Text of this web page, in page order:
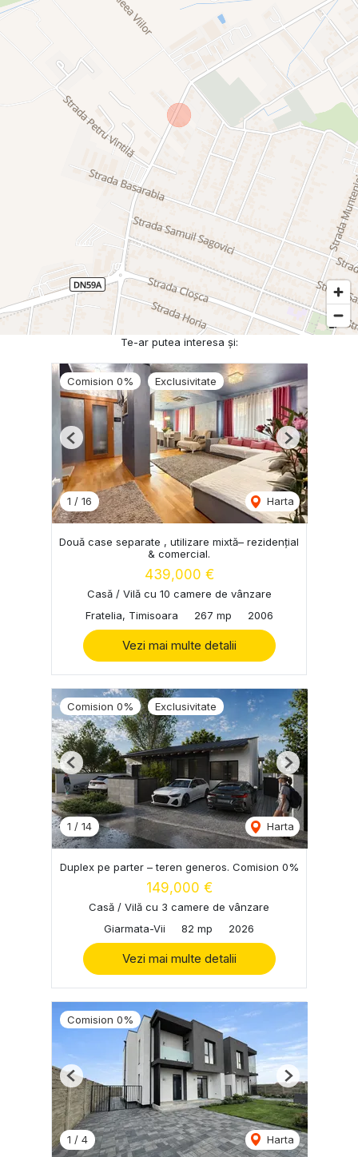
Te-ar putea interesa și:
Comision 0% Exclusivitate
1 / 16 Harta
Previous Next
Două case separate , utilizare mixtă– rezidențial
& comercial.
439,000 €
Casă / Vilă cu 10 camere de vânzare
Fratelia, Timisoara
267 mp 2006
Vezi mai multe detalii
Comision 0% Exclusivitate
1 / 14 Harta
Previous Next
Duplex pe parter – teren generos. Comision 0%
149,000 €
Casă / Vilă cu 3 camere de vânzare
Giarmata-Vii
82 mp 2026
Vezi mai multe detalii
Comision 0%
1 / 4 Harta
Previous Next